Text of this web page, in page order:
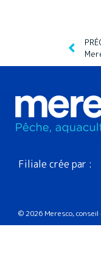
Filiale crée par :
© 2026 Meresco,